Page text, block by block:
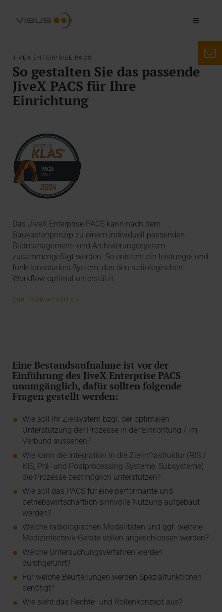
JIVEX ENTERPRISE PACS
So gestalten Sie das passende
JiveX PACS für Ihre
Einrichtung
Das JiveX Enterprise PACS kann nach dem
Baukastenprinzip zu einem individuell passenden
Bildmanagement- und Archivierungssystem
zusammengefügt werden. So entsteht ein leistungs- und
funktionsstarkes System, das den radiologischen
Workflow optimal unterstützt.
ZUR PRODUKTSEITE >
Eine Bestandsaufnahme ist vor der
Einführung des JiveX Enterprise PACS
unumgänglich, dafür sollten folgende
Fragen gestellt werden:
Wie soll Ihr Zielsystem bzgl. der optimalen
Unterstützung der Prozesse in der Einrichtung / im
Verbund aussehen?
Wie kann die Integration in die Zielinfrastruktur (RIS /
KIS, Prä- und Postprocessing-Systeme, Subsysteme)
die Prozesse bestmöglich unterstützen?
Wie soll das PACS für eine performante und
betriebswirtschaftlich sinnvolle Nutzung aufgebaut
werden?
Welche radiologischen Modalitäten und ggf. weitere
Medizintechnik-Geräte sollen angeschlossen werden?
Welche Untersuchungsverfahren werden
durchgeführt?
Für welche Beurteilungen werden Spezialfunktionen
benötigt?
Wie sieht das Rechte- und Rollenkonzept aus?